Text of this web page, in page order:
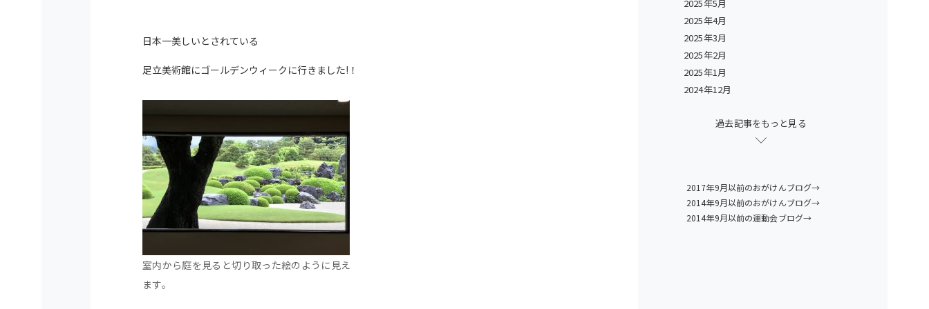
日本一美しいとされている
足立美術館にゴールデンウィークに行きました!！
室内から庭を見ると切り取った絵のように見え
ます。
2025年5月
2025年4月
2025年3月
2025年2月
2025年1月
2024年12月
過去記事をもっと見る
2017年9月以前のおがけんブログ→
2014年9月以前のおがけんブログ→
2014年9月以前の運動会ブログ→